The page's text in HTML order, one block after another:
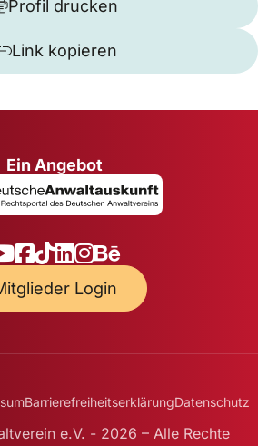
Profil drucken
Link kopieren
Ein Angebot
Login
BarrierefreiheitserklärungDatenschutz
e.V. - 2026 – Alle Rechte